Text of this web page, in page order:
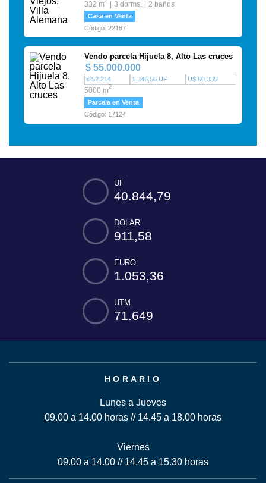
332 m 3 dorms. 2 baños
Casa en Venta
Código: 22187
Vendo parcela Hijuela 8, Alto Las cruces
$ 55.000.000
€ 52.214 1.346,56 UF U$ 60.335
5000 m2
Parcela en Venta
Código: 17124
UF
40.844,79
DOLAR
911,58
EURO
1.053,36
UTM
71.649
HORARIO
Lunes a Jueves
09.00 a 14.00 horas // 14.45 a 18.00 horas
Viernes
09.00 a 14.00 // 14.45 a 15.30 horas